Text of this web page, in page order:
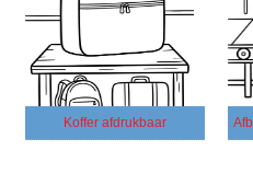
Koffer afdrukbaar